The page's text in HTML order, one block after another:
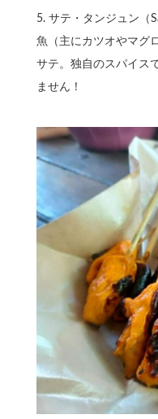
5.⁠ ⁠サテ・タンジュン（
魚（主にカツオやマグ
サテ。独自のスパイス
ません！